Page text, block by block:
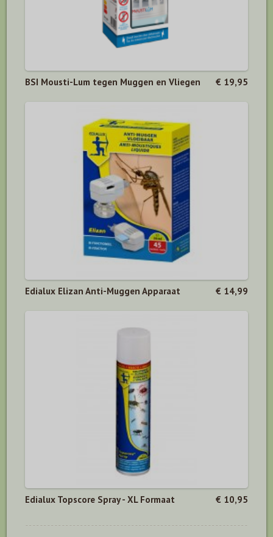
BSI Mousti-Lum tegen Muggen en Vliegen € 19,95
Edialux Elizan Anti-Muggen Apparaat € 14,99
Edialux Topscore Spray - XL Formaat € 10,95